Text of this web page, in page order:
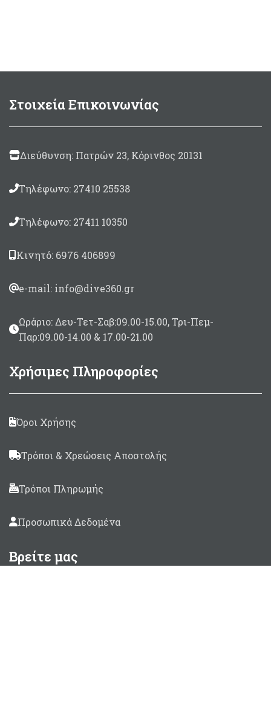
Στοιχεία Επικοινωνίας
Διεύθυνση: Πατρών 23, Κόρινθος 20131
Τηλέφωνο: 27410 25538
Τηλέφωνο: 27411 10350
Κινητό: 6976 406899
e-mail: info@dive360.gr
Ωράριο: Δευ-Τετ-Σαβ:09.00-15.00, Τρι-Πεμ-
Παρ:09.00-14.00 & 17.00-21.00
Χρήσιμες Πληροφορίες
Όροι Χρήσης
Τρόποι & Χρεώσεις Αποστολής
Τρόποι Πληρωμής
Προσωπικά Δεδομένα
Βρείτε μας